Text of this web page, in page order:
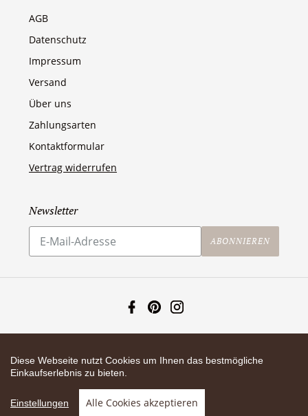
AGB
Datenschutz
Impressum
Versand
Über uns
Zahlungsarten
Kontaktformular
Vertrag widerrufen
Newsletter
Abonnieren
unsere
ABONNIEREN
FacebookPinterest
Diese Webseite nutzt Cookies um Ihnen das bestmögliche
Einkaufserlebnis zu bieten.
Einstellungen Alle Cookies akzeptieren